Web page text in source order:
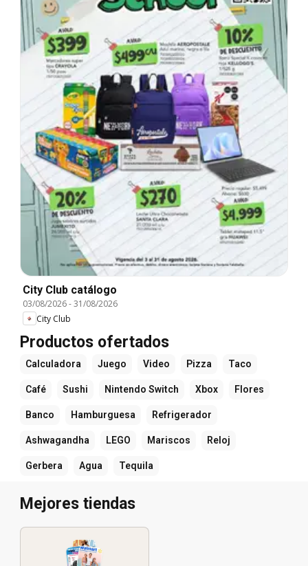
City Club catálogo
03/08/2026-31/08/2026
City Club
Productos ofertados
Calculadora Juego Video Pizza Taco
Café Sushi Nintendo Switch Xbox Flores
Banco Hamburguesa Refrigerador
Ashwagandha LEGO Mariscos Reloj
Gerbera Agua Tequila
Mejores tiendas